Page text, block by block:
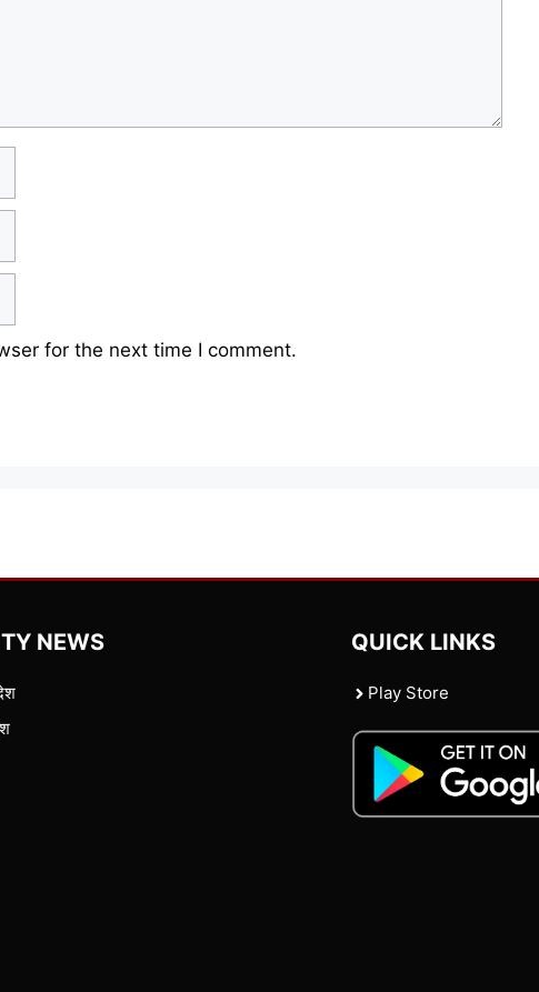
for the next time I comment.
NEWS QUICK LINKS
Play Store